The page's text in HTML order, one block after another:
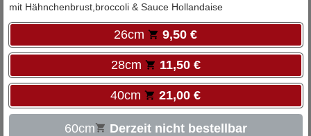
mit Hähnchenbrust,broccoli & Sauce Hollandaise
26cm 9,50 €
28cm 11,50 €
40cm 21,00 €
60cm Derzeit nicht bestellbar